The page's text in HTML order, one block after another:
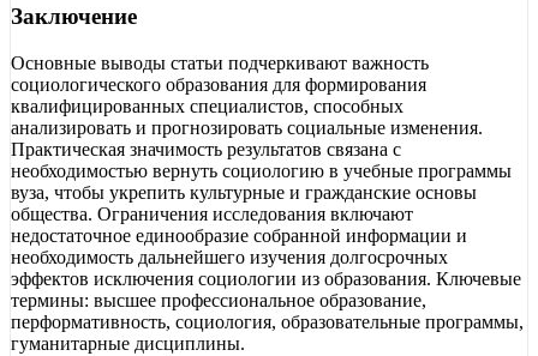
Заключение
Основные выводы статьи подчеркивают важность
социологического образования для формирования
квалифицированных специалистов, способных
анализировать и прогнозировать социальные изменения.
Практическая значимость результатов связана с
необходимостью вернуть социологию в учебные программы
вуза, чтобы укрепить культурные и гражданские основы
общества. Ограничения исследования включают
недостаточное единообразие собранной информации и
необходимость дальнейшего изучения долгосрочных
эффектов исключения социологии из образования. Ключевые
термины: высшее профессиональное образование,
перформативность, социология, образовательные программы,
гуманитарные дисциплины.